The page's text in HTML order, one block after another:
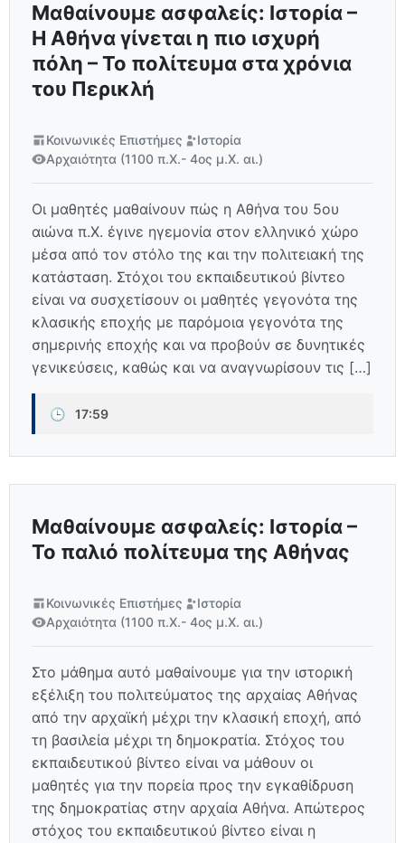
Μαθαίνουμε ασφαλείς: Ιστορία –
Η Αθήνα γίνεται η πιο ισχυρή
πόλη – Το πολίτευμα στα χρόνια
του Περικλή
Κοινωνικές Επιστήμες
Ιστορία
Αρχαιότητα (1100 π.Χ.- 4ος μ.Χ. αι.)
Οι μαθητές μαθαίνουν πώς η Αθήνα του 5ου
αιώνα π.Χ. έγινε ηγεμονία στον ελληνικό χώρο
μέσα από τον στόλο της και την πολιτειακή της
κατάσταση. Στόχοι του εκπαιδευτικού βίντεο
είναι να συσχετίσουν οι μαθητές γεγονότα της
κλασικής εποχής με παρόμοια γεγονότα της
σημερινής εποχής και να προβούν σε δυνητικές
γενικεύσεις, καθώς και να αναγνωρίσουν τις […]
🕒 17:59
Μαθαίνουμε ασφαλείς: Ιστορία –
Το παλιό πολίτευμα της Αθήνας
Κοινωνικές Επιστήμες
Ιστορία
Αρχαιότητα (1100 π.Χ.- 4ος μ.Χ. αι.)
Στο μάθημα αυτό μαθαίνουμε για την ιστορική
εξέλιξη του πολιτεύματος της αρχαίας Αθήνας
από την αρχαϊκή μέχρι την κλασική εποχή, από
τη βασιλεία μέχρι τη δημοκρατία. Στόχος του
εκπαιδευτικού βίντεο είναι να μάθουν οι
μαθητές για την πορεία προς την εγκαθίδρυση
της δημοκρατίας στην αρχαία Αθήνα. Απώτερος
στόχος του εκπαιδευτικού βίντεο είναι η